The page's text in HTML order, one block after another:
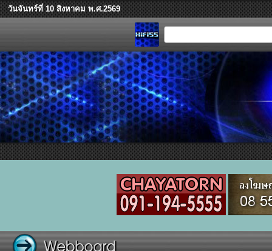
วันจันทร์ที่ 10 สิงหาคม พ.ศ.2569